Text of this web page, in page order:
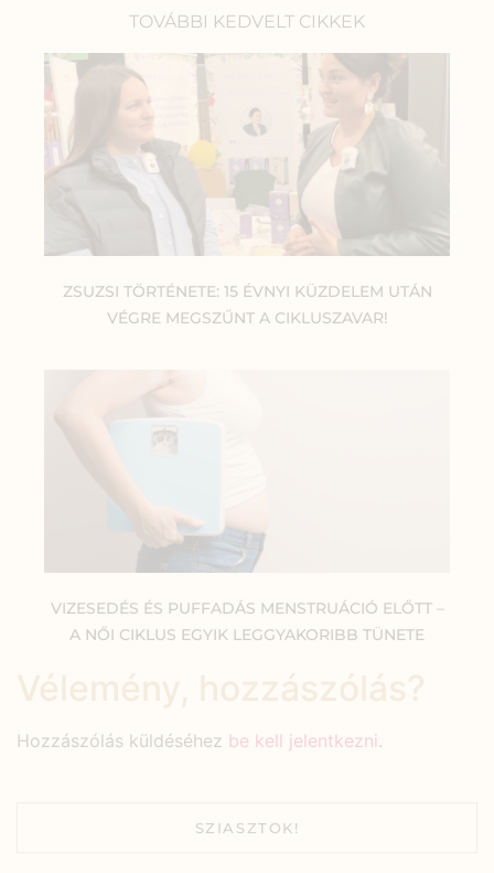
TOVÁBBI KEDVELT CIKKEK
ZSUZSI TÖRTÉNETE: 15 ÉVNYI KÜZDELEM UTÁN
VÉGRE MEGSZŰNT A CIKLUSZAVAR!
VIZESEDÉS ÉS PUFFADÁS MENSTRUÁCIÓ ELŐTT –
A NŐI CIKLUS EGYIK LEGGYAKORIBB TÜNETE
Hozzászólás küldéséhez be kell jelentkezni.
SZIASZTOK!